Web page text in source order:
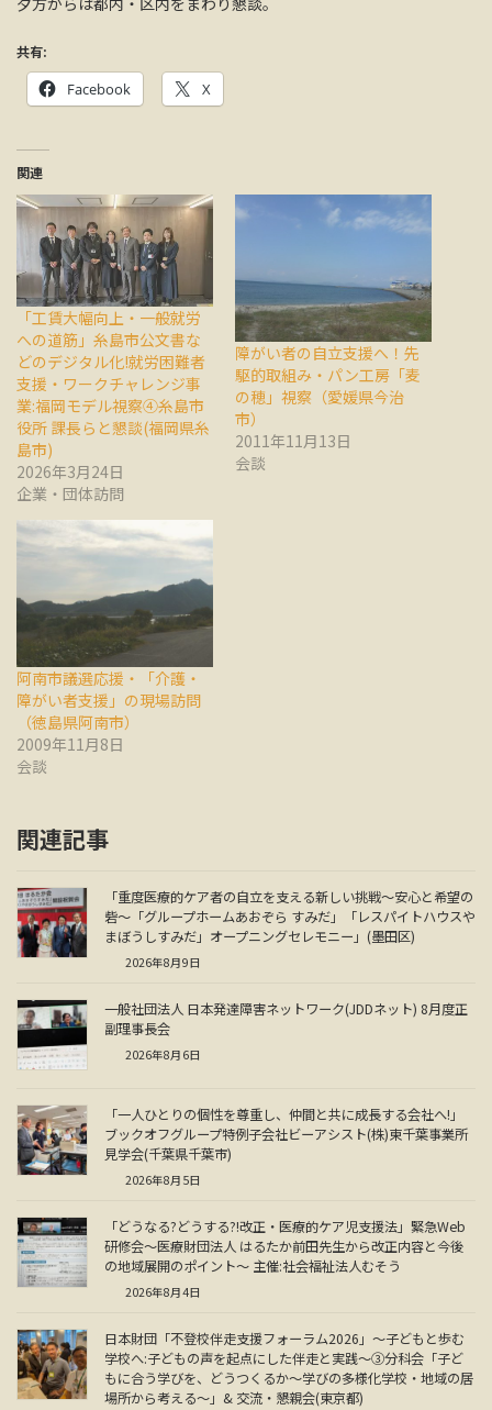
共有:
Facebook X
関連
「工賃大幅向上・一般就労
への道筋」糸島市公文書な
どのデジタル化!就労困難者
支援・ワークチャレンジ事
業:福岡モデル視察④糸島市
役所 課長らと懇談(福岡県糸
島市)
2026年3月24日
企業・団体訪問
障がい者の自立支援へ！先
駆的取組み・パン工房「麦
の穂」視察（愛媛県今治
市）
2011年11月13日
会談
阿南市議選応援・「介護・
障がい者支援」の現場訪問
（徳島県阿南市）
2009年11月8日
会談
関連記事
「重度医療的ケア者の自立を支える新しい挑戦～安心と希望の
砦～「グループホームあおぞら すみだ」「レスパイトハウスや
まぼうしすみだ」オープニングセレモニー」(墨田区)
2026年8月9日
一般社団法人 日本発達障害ネットワーク(JDDネット) 8月度正
副理事長会
2026年8月6日
「一人ひとりの個性を尊重し、仲間と共に成長する会社へ!」
ブックオフグループ特例子会社ビーアシスト(株)東千葉事業所
見学会(千葉県千葉市)
2026年8月5日
「どうなる?どうする?!改正・医療的ケア児支援法」緊急Web
研修会～医療財団法人 はるたか前田先生から改正内容と今後
の地域展開のポイント～ 主催:社会福祉法人むそう
2026年8月4日
日本財団「不登校伴走支援フォーラム2026」～子どもと歩む
学校へ:子どもの声を起点にした伴走と実践～③分科会「子ど
もに合う学びを、どうつくるか～学びの多様化学校・地域の居
場所から考える～」& 交流・懇親会(東京都)